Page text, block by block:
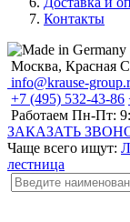
Контакты
Москва, Красная
info@krause-
+7 (495) 532-43-86
Работаем Пн-Пт:
ЗАКАЗАТЬ
Чаще всего ищут:
лестница